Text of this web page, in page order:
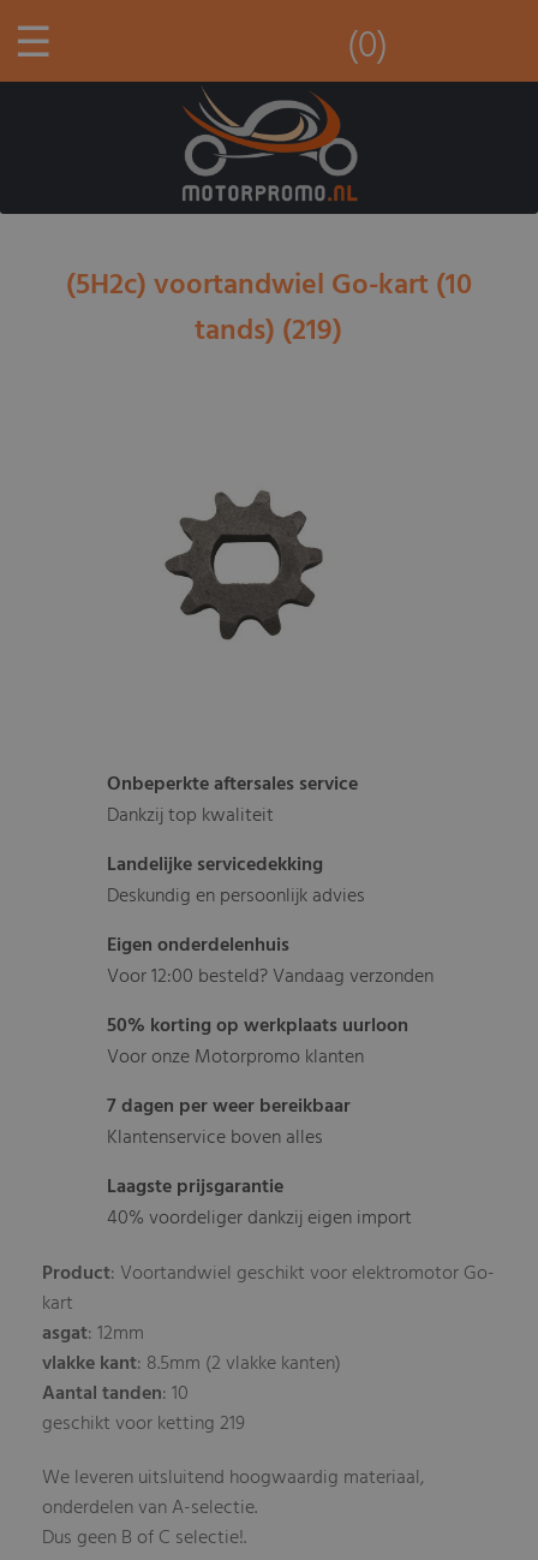
☰ (0)
(5H2c) voortandwiel Go-kart (10
tands) (219)
Onbeperkte aftersales service
Dankzij top kwaliteit
Landelijke servicedekking
Deskundig en persoonlijk advies
Eigen onderdelenhuis
Voor 12:00 besteld? Vandaag verzonden
50% korting op werkplaats uurloon
Voor onze Motorpromo klanten
7 dagen per weer bereikbaar
Klantenservice boven alles
Laagste prijsgarantie
40% voordeliger dankzij eigen import
Product: Voortandwiel geschikt voor elektromotor Go-
kart
asgat: 12mm
vlakke kant: 8.5mm (2 vlakke kanten)
Aantal tanden: 10
geschikt voor ketting 219
We leveren uitsluitend hoogwaardig materiaal,
onderdelen van A-selectie.
Dus geen B of C selectie!.